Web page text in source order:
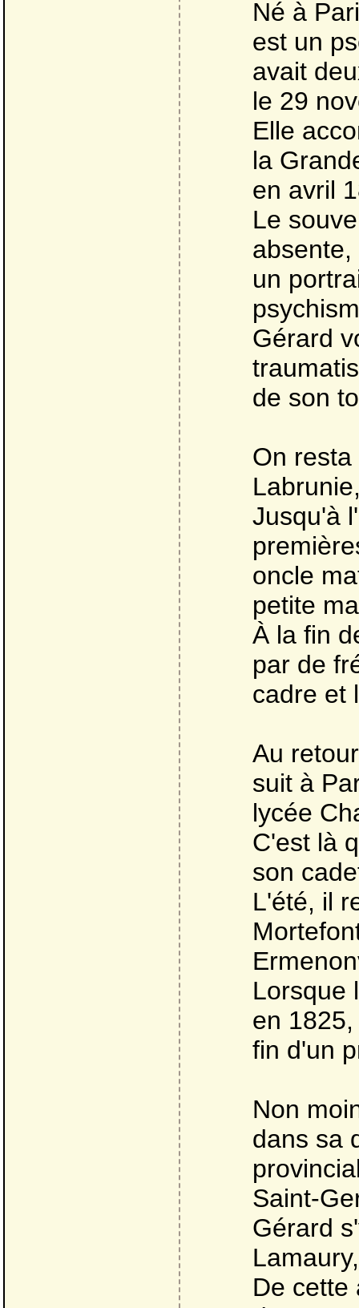
Né à
est un
avait
le 29
Elle
la
en avril
Le
un
Gérard
de son
On
Jusqu'à
oncle
petite
À la fin
par de
cadre et
Au
suit à
lycée
C'est là
son
L'été, il
Lorsque
en
fin d'un
Non
dans sa
Saint-
Gérard
De cette